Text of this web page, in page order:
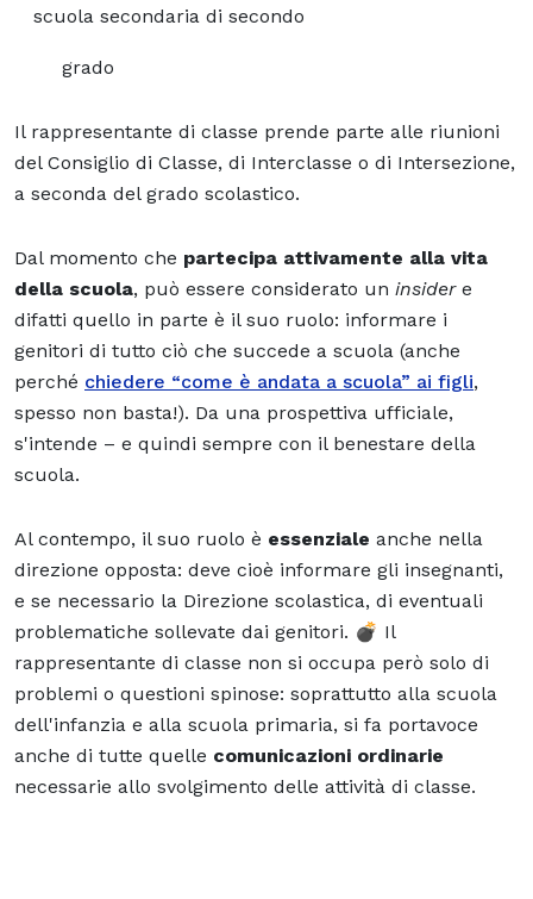
scuola secondaria di secondo
grado
Il rappresentante di classe prende parte alle riunioni
del Consiglio di Classe, di Interclasse o di Intersezione,
a seconda del grado scolastico.
Dal momento che partecipa attivamente alla vita
della scuola, può essere considerato un insidere
difatti quello in parte è il suo ruolo: informare i
genitori di tutto ciò che succede a scuola (anche
perché chiedere “come è andata a scuola” ai figli,
spesso non basta!). Da una prospettiva ufficiale,
s'intende – e quindi sempre con il benestare della
scuola.
Al contempo, il suo ruolo è essenziale anche nella
direzione opposta: deve cioè informare gli insegnanti,
e se necessario la Direzione scolastica, di eventuali
problematiche sollevate dai genitori. 💣 Il
rappresentante di classe non si occupa però solo di
problemi o questioni spinose: soprattutto alla scuola
dell'infanzia e alla scuola primaria, si fa portavoce
anche di tutte quelle comunicazioni ordinarie
necessarie allo svolgimento delle attività di classe.